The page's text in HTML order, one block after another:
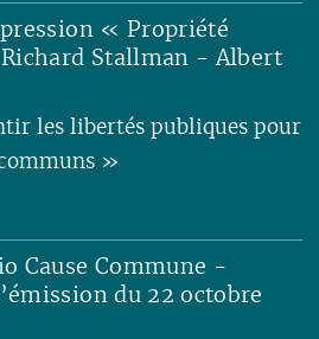
« Propriété
Stallman - Albert
les libertés publiques pour
»
Cause Commune -
du 22 octobre